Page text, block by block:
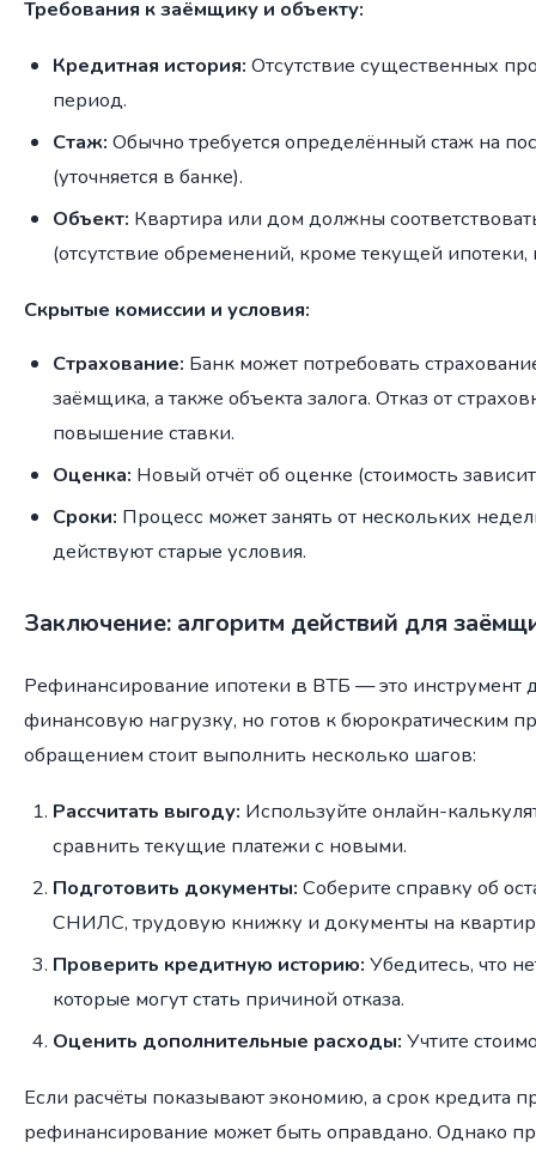
Требования к заёмщику и объекту:
Кредитная история: Отсутствие существенных
период.
Стаж: Обычно требуется определённый стаж на
(уточняется в банке).
Объект: Квартира или дом должны
(отсутствие обременений, кроме текущей ипотеки,
Скрытые комиссии и условия:
Страхование: Банк может потребовать
заёмщика, а также объекта залога. Отказ от
повышение ставки.
Оценка: Новый отчёт об оценке (стоимость
Сроки: Процесс может занять от нескольких
действуют старые условия.
Заключение: алгоритм действий для
Рефинансирование ипотеки в ВТБ — это инструмент
финансовую нагрузку, но готов к бюрократическим
обращением стоит выполнить несколько шагов:
Рассчитать выгоду: Используйте онлайн-
сравнить текущие платежи с новыми.
Подготовить документы: Соберите справку об
СНИЛС, трудовую книжку и документы на
Проверить кредитную историю: Убедитесь, что
которые могут стать причиной отказа.
Оценить дополнительные расходы: Учтите
Если расчёты показывают экономию, а срок кредита
рефинансирование может быть оправдано. Однако